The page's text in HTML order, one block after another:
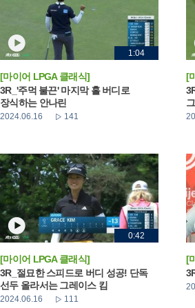
1:04
[마이어 LPGA 클래식]
3R_'주먹 불끈' 마지막 홀 버디로
장식하는 안나린
2024.06.16 141
[
0:42
[마이어 LPGA 클래식]
3R_절묘한 스피드로 버디 성공! 단독
선두 올라서는 그레이스 킴
2024.06.16 111
[